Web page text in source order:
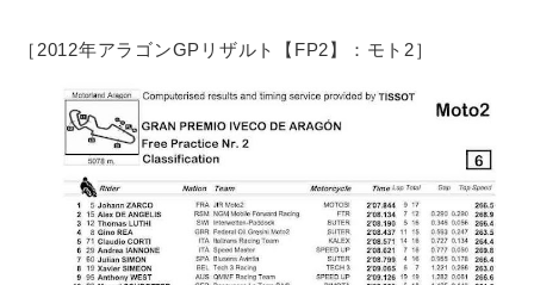
［2012年アラゴンGPリザルト【FP2】：モト2］